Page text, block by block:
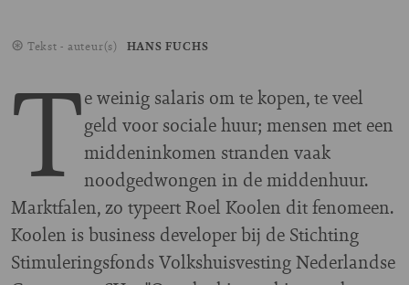
Tekst - auteur(s) HANS FUCHS
Te weinig salaris om te kopen, te veel
geld voor sociale huur; mensen met een
middeninkomen stranden vaak
noodgedwongen in de middenhuur.
Marktfalen, zo typeert Roel Koolen dit fenomeen.
Koolen is business developer bij de Stichting
Stimuleringsfonds Volkshuisvesting Nederlandse